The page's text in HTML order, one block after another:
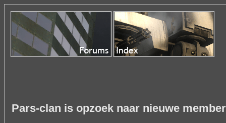
Pars-clan is opzoek naar nieuwe